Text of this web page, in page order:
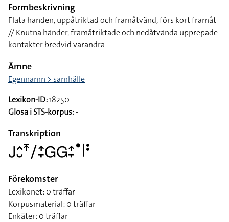
Formbeskrivning
Flata handen, uppåtriktad och framåtvänd, förs kort framåt
// Knutna händer, framåtriktade och nedåtvända upprepade
kontakter bredvid varandra
Ämne
Egennamn > samhälle
Lexikon-ID:18250
Glosa i STS-korpus:-
Transkription
􌤢􌤵􌤷􌥵􌥠􌤴􌥙􌤦􌤦􌤴􌥙􌤟􌥼􌥻
Förekomster
Lexikonet: 0 träffar
Korpusmaterial: 0 träffar
Enkäter: 0 träffar